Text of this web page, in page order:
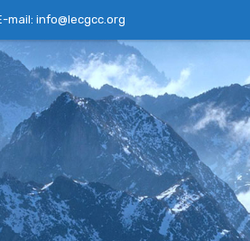
mail: info@lecgcc.org